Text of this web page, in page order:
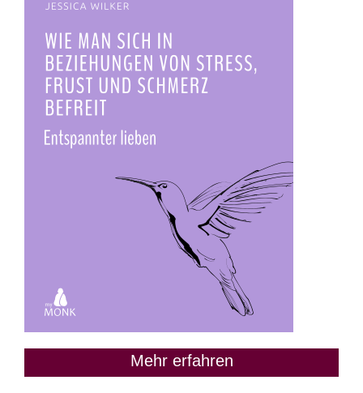
Mehr erfahren